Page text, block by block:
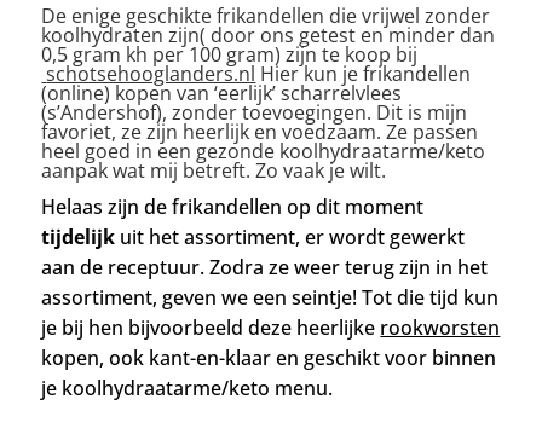
De enige geschikte frikandellen die vrijwel zonder
koolhydraten zijn( door ons getest en minder dan
0,5 gram kh per 100 gram) zijn te koop bij
schotsehooglanders.nl Hierkun je frikandellen
(online) kopen van ‘eerlijk’ scharrelvlees
(s’Andershof), zonder toevoegingen. Dit is mijn
favoriet, ze zijn heerlijk en voedzaam. Ze passen
heel goed in een gezonde koolhydraatarme/keto
aanpak wat mij betreft. Zo vaak je wilt.
Helaas zijn de frikandellen op dit moment
tijdelijk uit het assortiment, er wordt gewerkt
aan de receptuur. Zodra ze weer terug zijn in het
assortiment, geven we een seintje! Tot die tijd kun
je bij hen bijvoorbeeld deze heerlijke rookworsten
kopen, ook kant-en-klaar en geschikt voor binnen
je koolhydraatarme/keto menu.